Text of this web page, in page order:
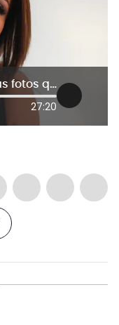
Esperanza Gómez: “en las fotos que me censuran no estoy desnuda”
27:20